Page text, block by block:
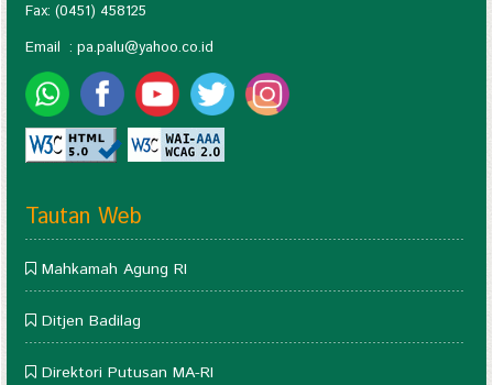
Fax: (0451) 458125
Email : pa.palu@yahoo.co.id
Tautan Web
Mahkamah Agung RI
Ditjen Badilag
Direktori Putusan MA-RI